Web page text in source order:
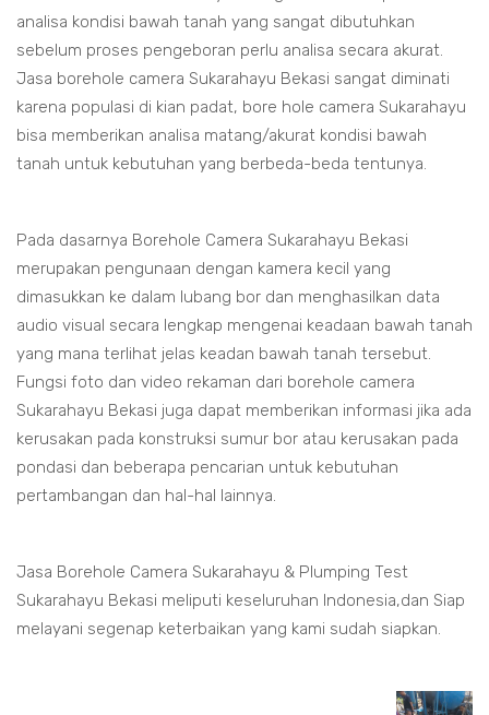
analisa kondisi bawah tanah yang sangat dibutuhkan
sebelum proses pengeboran perlu analisa secara akurat.
Jasa borehole camera Sukarahayu Bekasi sangat diminati
karena populasi di kian padat, bore hole camera Sukarahayu
bisa memberikan analisa matang/akurat kondisi bawah
tanah untuk kebutuhan yang berbeda-beda tentunya.
Pada dasarnya Borehole Camera Sukarahayu Bekasi
merupakan pengunaan dengan kamera kecil yang
dimasukkan ke dalam lubang bor dan menghasilkan data
audio visual secara lengkap mengenai keadaan bawah tanah
yang mana terlihat jelas keadan bawah tanah tersebut.
Fungsi foto dan video rekaman dari borehole camera
Sukarahayu Bekasi juga dapat memberikan informasi jika ada
kerusakan pada konstruksi sumur bor atau kerusakan pada
pondasi dan beberapa pencarian untuk kebutuhan
pertambangan dan hal-hal lainnya.
Jasa Borehole Camera Sukarahayu & Plumping Test
Sukarahayu Bekasi meliputi keseluruhan Indonesia,dan Siap
melayani segenap keterbaikan yang kami sudah siapkan.